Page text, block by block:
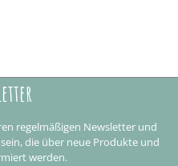
regelmäßigen Newsletter und
die über neue Produkte und
werden.